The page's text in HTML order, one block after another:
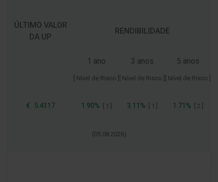
ÚLTIMO VALOR
DA UP
RENDIBILIDADE
1 ano
[ Nível de Risco ]
3 anos
[ Nível de Risco ]
5 anos
[ Nível de Risco ]
€ 5.4117 1.90% 1 3.11% 1 1.71% 2
(05.08.2026)